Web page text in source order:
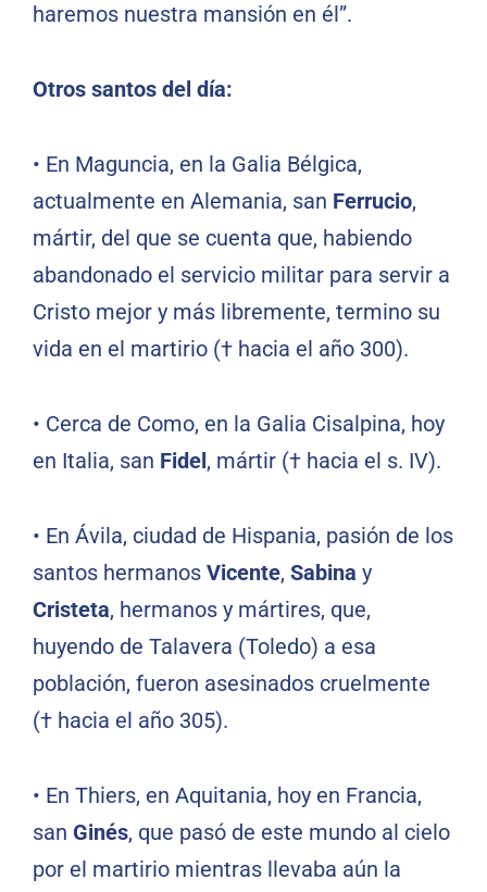
haremos nuestra mansión en él”.
Otros santos del día:
• En Maguncia, en la Galia Bélgica,
actualmente en Alemania, san Ferrucio,
mártir, del que se cuenta que, habiendo
abandonado el servicio militar para servir a
Cristo mejor y más libremente, termino su
vida en el martirio († hacia el año 300).
• Cerca de Como, en la Galia Cisalpina, hoy
en Italia, san Fidel, mártir († hacia el s. IV).
• En Ávila, ciudad de Hispania, pasión de los
santos hermanos Vicente, Sabina y
Cristeta, hermanos y mártires, que,
huyendo de Talavera (Toledo) a esa
población, fueron asesinados cruelmente
(† hacia el año 305).
• En Thiers, en Aquitania, hoy en Francia,
san Ginés, que pasó de este mundo al cielo
por el martirio mientras llevaba aún la